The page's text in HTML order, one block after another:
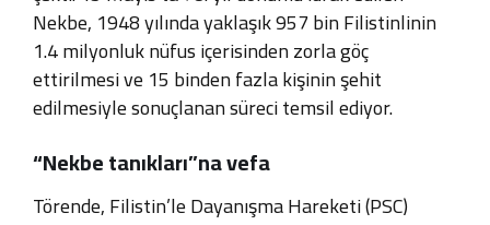
Nekbe, 1948 yılında yaklaşık 957 bin Filistinlinin
1.4 milyonluk nüfus içerisinden zorla göç
ettirilmesi ve 15 binden fazla kişinin şehit
edilmesiyle sonuçlanan süreci temsil ediyor.
“Nekbe tanıkları”na vefa
Törende, Filistin’le Dayanışma Hareketi (PSC)